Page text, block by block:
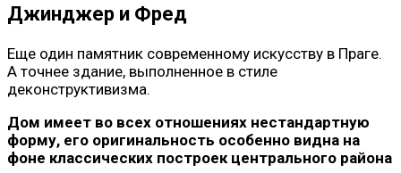
Джинджер и Фред
Еще один памятник современному искусству в Праге.
А точнее здание, выполненное в стиле
деконструктивизма.
Дом имеет во всех отношениях нестандартную
форму, его оригинальность особенно видна на
фоне классических построек центрального района